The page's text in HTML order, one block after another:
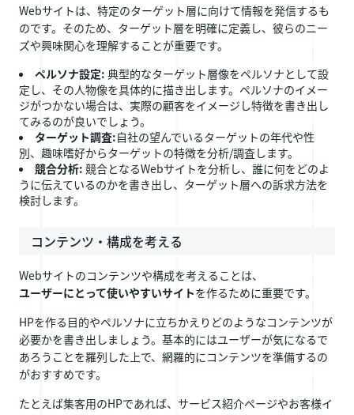
Webサイトは、特定のターゲット層に向けて情報を発信するも
のです。そのため、ターゲット層を明確に定義し、彼らのニー
ズや興味関心を理解することが重要です。
ペルソナ設定: 典型的なターゲット層像をペルソナとして設
定し、その人物像を具体的に描き出します。ペルソナのイメー
ジがつかない場合は、実際の顧客をイメージし特徴を書き出し
てみるのが良いでしょう。
ターゲット調査:自社の望んでいるターゲットの年代や性
別、趣味嗜好からターゲットの特徴を分析/調査します。
競合分析: 競合となるWebサイトを分析し、誰に何をどのよ
うに伝えているのかを書き出し、ターゲット層への訴求方法を
検討します。
コンテンツ・構成を考える
Webサイトのコンテンツや構成を考えることは、
ユーザーにとって使いやすいサイトを作るために重要です。
HPを作る目的やペルソナに立ちかえりどのようなコンテンツが
必要かを書き出しましょう。基本的にはユーザーが気になるで
あろうことを羅列した上で、網羅的にコンテンツを準備するの
がおすすめです。
たとえば集客用のHPであれば、サービス紹介ページやお客様イ